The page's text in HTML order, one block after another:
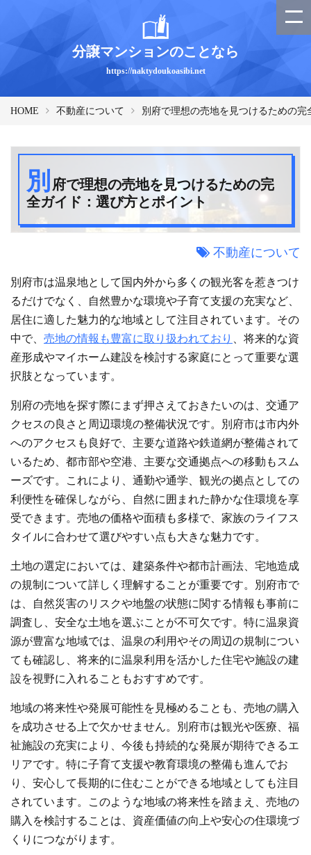
分譲マンションのことなら
https://naktydoukoasibi.net
HOME 不動産について 別府で理想の売地を見つけるための
別 府で理想の売地を見つけるための完
全ガイド：選び方とポイント
不動産について
別府市は温泉地として国内外から多くの観光客を惹きつけ
るだけでなく、自然豊かな環境や子育て支援の充実など、
居住に適した魅力的な地域として注目されています。その
中で、 売地の情報も豊富に取り扱われており
、将来的な資
産形成やマイホーム建設を検討する家庭にとって重要な選
択肢となっています。
別府の売地を探す際にまず押さえておきたいのは、交通ア
クセスの良さと周辺環境の整備状況です。別府市は市内外
へのアクセスも良好で、主要な道路や鉄道網が整備されて
いるため、都市部や空港、主要な交通拠点への移動もスム
ーズです。これにより、通勤や通学、観光の拠点としての
利便性を確保しながら、自然に囲まれた静かな住環境を享
受できます。売地の価格や面積も多様で、家族のライフス
タイルに合わせて選びやすい点も大きな魅力です。
土地の選定においては、建築条件や都市計画法、宅地造成
の規制について詳しく理解することが重要です。別府市で
は、自然災害のリスクや地盤の状態に関する情報も事前に
調査し、安全な土地を選ぶことが不可欠です。特に温泉資
源が豊富な地域では、温泉の利用やその周辺の規制につい
ても確認し、将来的に温泉利用を活かした住宅や施設の建
設を視野に入れることもおすすめです。
地域の将来性や発展可能性を見極めることも、売地の購入
を成功させる上で欠かせません。別府市は観光や医療、福
祉施設の充実により、今後も持続的な発展が期待できるエ
リアです。特に子育て支援や教育環境の整備も進んでお
り、安心して長期的に住むことができる地域としても注目
されています。このような地域の将来性を踏まえ、売地の
購入を検討することは、資産価値の向上や安心の住環境づ
くりにつながります。